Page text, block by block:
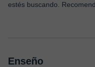
estés buscando.
Enseño